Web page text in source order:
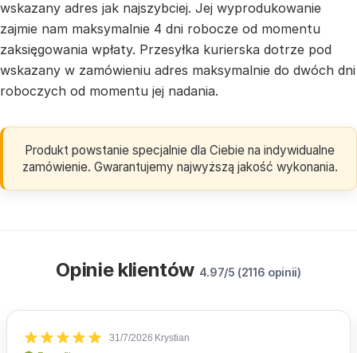
wskazany adres jak najszybciej. Jej wyprodukowanie
zajmie nam maksymalnie 4 dni robocze od momentu
zaksięgowania wpłaty. Przesyłka kurierska dotrze pod
wskazany w zamówieniu adres maksymalnie do dwóch dni
roboczych od momentu jej nadania.
Produkt powstanie specjalnie dla Ciebie na indywidualne
zamówienie. Gwarantujemy najwyższą jakość wykonania.
Opinie klientów 4.97/5 (2116 opinii)